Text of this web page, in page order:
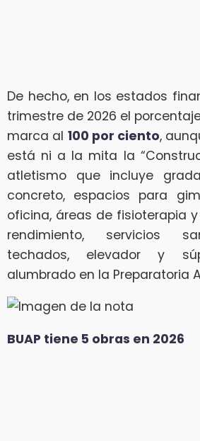
De hecho, en los estados
trimestre de 2026 el
marca al 100 por ciento,
está ni a la mita la
atletismo que incluye
concreto, espacios para
oficina, áreas de fisioterapia
rendimiento, servicios
techados, elevador y
alumbrado en la Preparatoria
BUAP tiene 5 obras en 2026